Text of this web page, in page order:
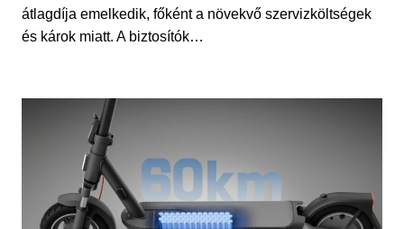
átlagdíja emelkedik, főként a növekvő szervizköltségek
és károk miatt. A biztosítók…